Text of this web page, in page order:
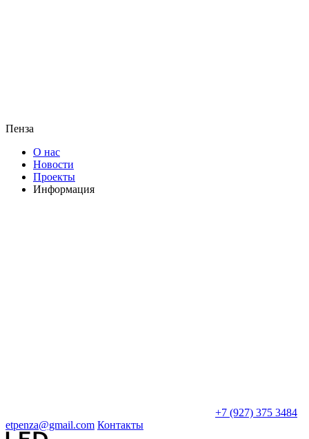
Пенза
О нас
Новости
Проекты
Информация
+7 (927) 375 3484
etpenza@gmail.com Контакты